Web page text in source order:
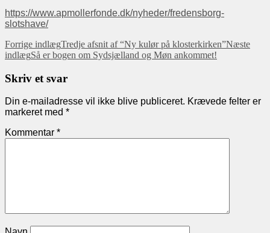
https://www.apmollerfonde.dk/nyheder/fredensborg-
slotshave/
Indlæg
navigation
Forrige indlægTredje afsnit af “Ny kulør på klosterkirken”Næste
indlægSå er bogen om Sydsjælland og Møn ankommet!
Skriv et svar
Din e-mailadresse vil ikke blive publiceret. Krævede felter er
markeret med *
Kommentar *